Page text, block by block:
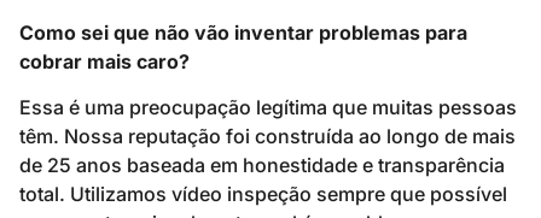
Como sei que não vão inventar problemas para
cobrar mais caro?
Essa é uma preocupação legítima que muitas pessoas
têm. Nossa reputação foi construída ao longo de mais
de 25 anos baseada em honestidade e transparência
total. Utilizamos vídeo inspeção sempre que possível